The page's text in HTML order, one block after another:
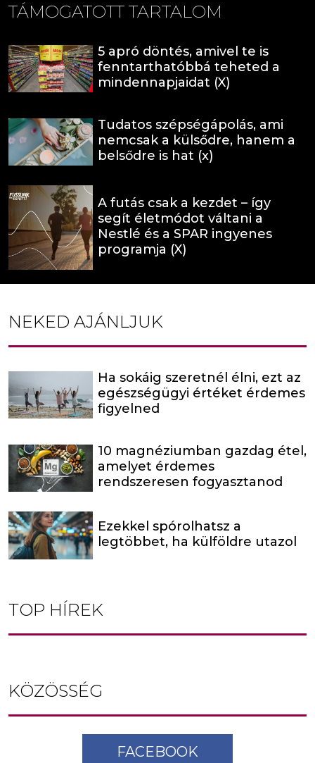
TÁMOGATOTT TARTALOM
5 apró döntés, amivel te is
fenntarthatóbbá teheted a
mindennapjaidat (X)
Tudatos szépségápolás, ami
nemcsak a külsődre, hanem a
belsődre is hat (x)
A futás csak a kezdet – így
segít életmódot váltani a
Nestlé és a SPAR ingyenes
programja (X)
NEKED AJÁNLJUK
Ha sokáig szeretnél élni, ezt az
egészségügyi értéket érdemes
figyelned
10 magnéziumban gazdag étel,
amelyet érdemes
rendszeresen fogyasztanod
Ezekkel spórolhatsz a
legtöbbet, ha külföldre utazol
TOP HÍREK
KÖZÖSSÉG
FACEBOOK